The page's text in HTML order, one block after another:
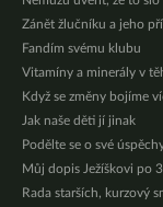
Zánět žlučníku a jeho
Fandím svému klubu
Vitamíny a minerály v
Když se změny bojíme
Jak naše děti jí jinak
Podělte se o své
Můj dopis Ježíškovi po
Rada starších, kurzový